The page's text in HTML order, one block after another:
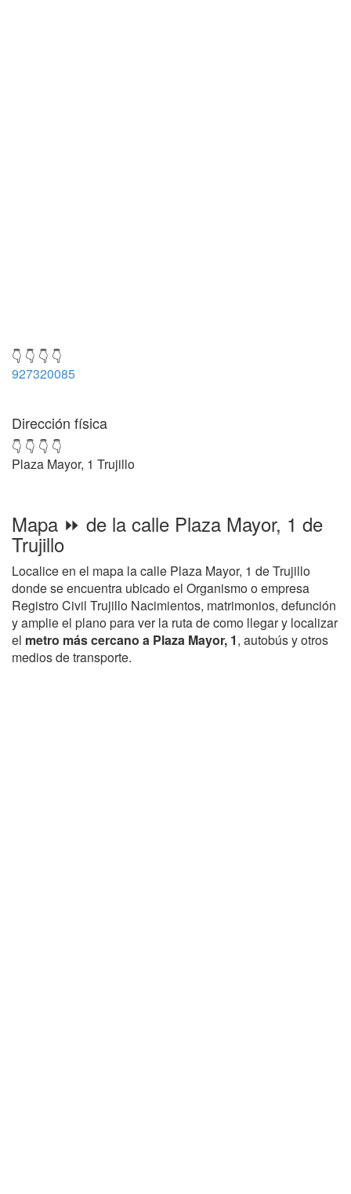
👇 👇 👇 👇
927320085
Dirección física
👇 👇 👇 👇
Plaza Mayor, 1 Trujillo
Mapa ⏩ de la calle Plaza Mayor, 1 de
Trujillo
Localice en el mapa la calle Plaza Mayor, 1 de Trujillo
donde se encuentra ubicado el Organismo o empresa
Registro Civil Trujillo Nacimientos, matrimonios, defunción
y amplie el plano para ver la ruta de como llegar y localizar
el metro más cercano a Plaza Mayor, 1, autobús y otros
medios de transporte.